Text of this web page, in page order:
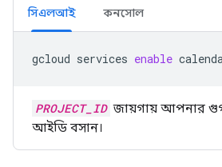
সিএলআই কনসোল
gcloud services enable
PROJECT_ID জায়গায় আপনার
আইডি বসান।